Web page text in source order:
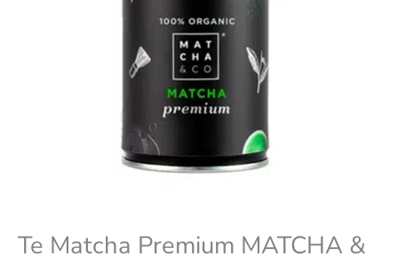
Te Matcha Premium MATCHA &